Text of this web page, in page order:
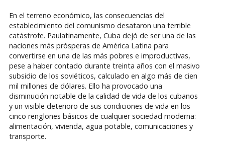
En el terreno económico, las consecuencias del
establecimiento del comunismo desataron una terrible
catástrofe. Paulatinamente, Cuba dejó de ser una de las
naciones más prósperas de América Latina para
convertirse en una de las más pobres e improductivas,
pese a haber contado durante treinta años con el masivo
subsidio de los soviéticos, calculado en algo más de cien
mil millones de dólares. Ello ha provocado una
disminución notable de la calidad de vida de los cubanos
y un visible deterioro de sus condiciones de vida en los
cinco renglones básicos de cualquier sociedad moderna:
alimentación, vivienda, agua potable, comunicaciones y
transporte.